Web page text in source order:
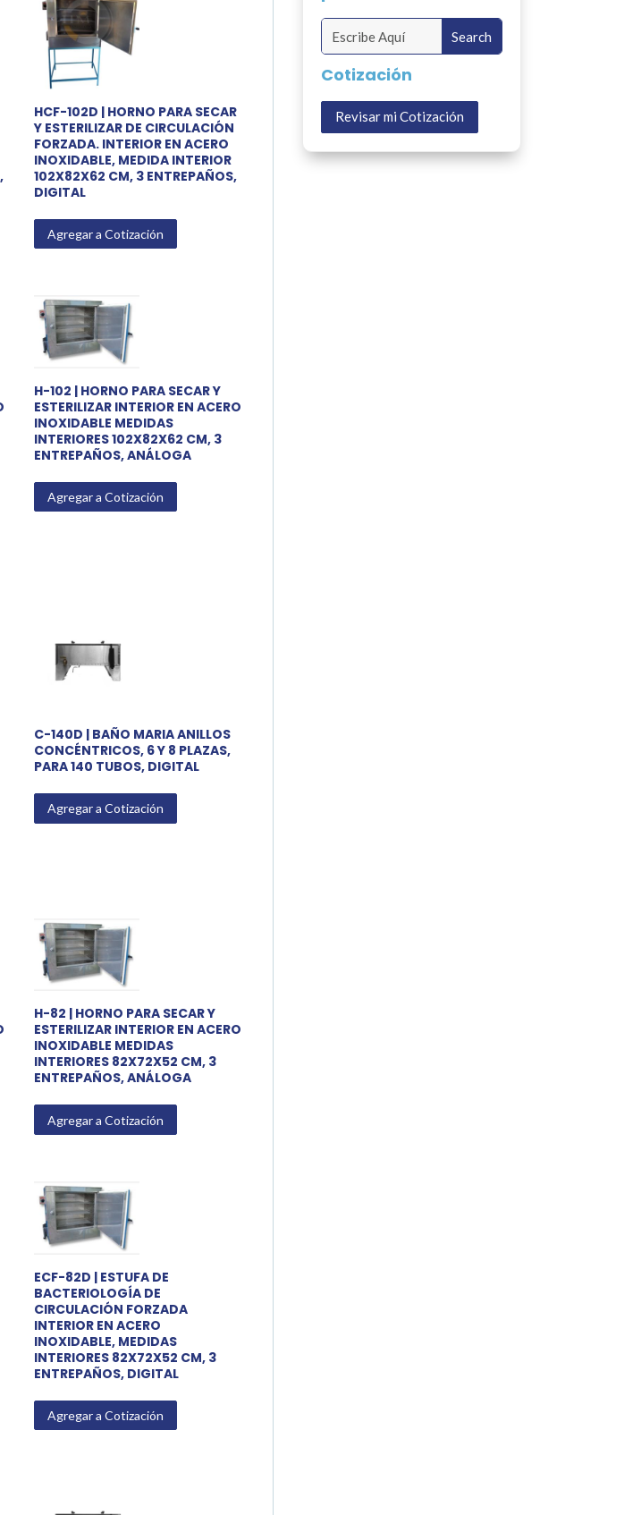
HCF-102D | HORNO PARA SECAR
Y ESTERILIZAR DE CIRCULACIÓN
FORZADA. INTERIOR EN ACERO
INOXIDABLE, MEDIDA INTERIOR
102X82X62 CM, 3 ENTREPAÑOS,
DIGITAL
Agregar a Cotización
H-102 | HORNO PARA SECAR Y
ESTERILIZAR INTERIOR EN ACERO
INOXIDABLE MEDIDAS
INTERIORES 102X82X62 CM, 3
ENTREPAÑOS, ANÁLOGA
Agregar a Cotización
C-140D | BAÑO MARIA ANILLOS
CONCÉNTRICOS, 6 Y 8 PLAZAS,
PARA 140 TUBOS, DIGITAL
Agregar a Cotización
H-82 | HORNO PARA SECAR Y
ESTERILIZAR INTERIOR EN ACERO
INOXIDABLE MEDIDAS
INTERIORES 82X72X52 CM, 3
ENTREPAÑOS, ANÁLOGA
Agregar a Cotización
ECF-82D | ESTUFA DE
BACTERIOLOGÍA DE
CIRCULACIÓN FORZADA
INTERIOR EN ACERO
INOXIDABLE, MEDIDAS
INTERIORES 82X72X52 CM, 3
ENTREPAÑOS, DIGITAL
Agregar a Cotización
Cotización
Revisar mi Cotización